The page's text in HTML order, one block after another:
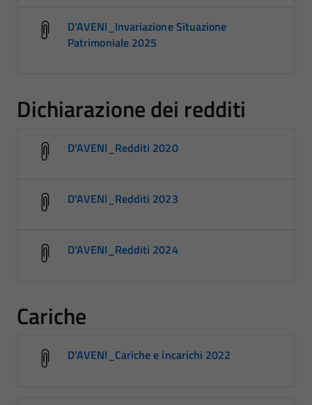
D'AVENI_Invariazione Situazione
Patrimoniale 2025
Dichiarazione dei redditi
D'AVENI_Redditi 2020
D'AVENI_Redditi 2023
D'AVENI_Redditi 2024
Cariche
D'AVENI_Cariche e incarichi 2022